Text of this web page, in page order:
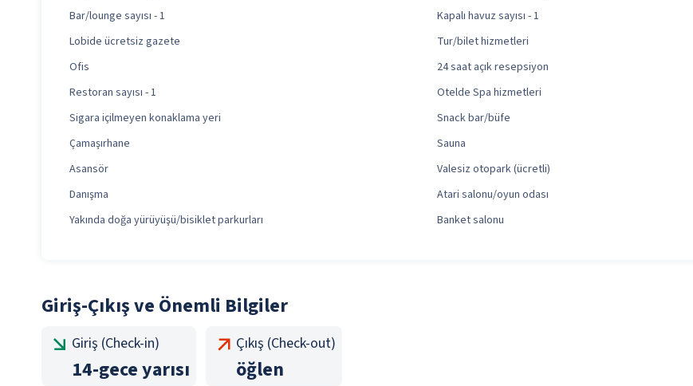
Bar/lounge sayısı - 1
Kapalı havuz sayısı - 1
Lobide ücretsiz gazete
Tur/bilet hizmetleri
Ofis
24 saat açık resepsiyon
Restoran sayısı - 1
Otelde Spa hizmetleri
Sigara içilmeyen konaklama yeri
Snack bar/büfe
Çamaşırhane
Sauna
Asansör
Valesiz otopark (ücretli)
Danışma
Atari salonu/oyun odası
Yakında doğa yürüyüşü/bisiklet parkurları
Banket salonu
Giriş-Çıkış ve Önemli Bilgiler
Giriş (Check-in)
14-gece yarısı
Çıkış (Check-out)
öğlen